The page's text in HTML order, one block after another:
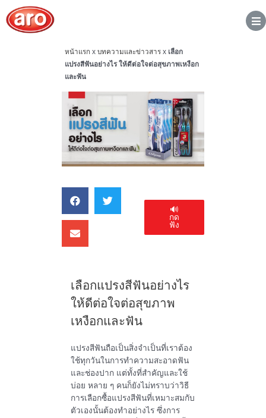
หน้าแรกx บทความและข่าวสารx เลือก
แปรงสีฟันอย่างไร ให้ดีต่อใจต่อสุขภาพเหงือก
และฟัน
🔊
กด
ฟัง
เลือกแปรงสีฟันอย่างไร
ให้ดีต่อใจต่อสุขภาพ
เหงือกและฟัน
แปรงสีฟันถือเป็นสิ่งจำเป็นที่เราต้อง
ใช้ทุกวันในการทำความสะอาดฟัน
และช่องปาก แต่ทั้งที่สำคัญและใช้
บ่อย หลาย ๆ คนก็ยังไม่ทราบว่าวิธี
การเลือกซื้อแปรงสีฟันที่เหมาะสมกับ
ตัวเองนั้นต้องทำอย่างไร ซึ่งการ